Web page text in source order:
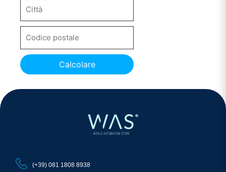
Calcolare
(+39) 081 1808 8938